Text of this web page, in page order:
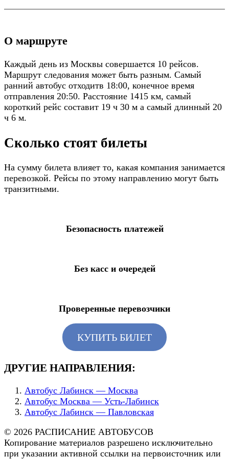
О маршруте
Каждый день из Москвы совершается 10 рейсов.
Маршрут следования может быть разным. Самый
ранний автобус отходитв 18:00, конечное время
отправления 20:50. Расстояние 1415 км, самый
короткий рейс составит 19 ч 30 м а самый длинный 20
ч 6 м.
Сколько стоят билеты
На сумму билета влияет то, какая компания занимается
перевозкой. Рейсы по этому направлению могут быть
транзитными.
Безопасность платежей
Без касс и очередей
Проверенные перевозчики
КУПИТЬ БИЛЕТ
ДРУГИЕ НАПРАВЛЕНИЯ:
Автобус Лабинск — Москва
Автобус Москва — Усть-Лабинск
Автобус Лабинск — Павловская
© 2026 РАСПИСАНИЕ АВТОБУСОВ
Копирование материалов разрешено исключительно
при указании активной ссылки на первоисточник или